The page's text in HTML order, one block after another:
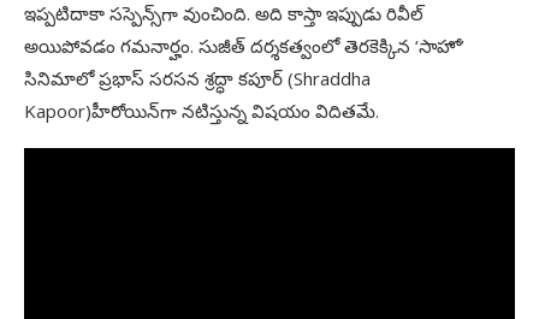
ఇప్పటిదాకా సస్పెన్స్‌గా వుంచింది. అది కాస్తా ఇప్పుడు రివీల్‌
అయిపోవడం గమనార్హం. సుజీత్‌ దర్శకత్వంలో తెరకెక్కిన ‘సాహో’
సినిమాలో ప్రభాస్‌ సరసన శ్రద్ధా కపూర్‌ (Shraddha
Kapoor)హీరోయిన్‌గా నటిస్తున్న విషయం విదితమే.